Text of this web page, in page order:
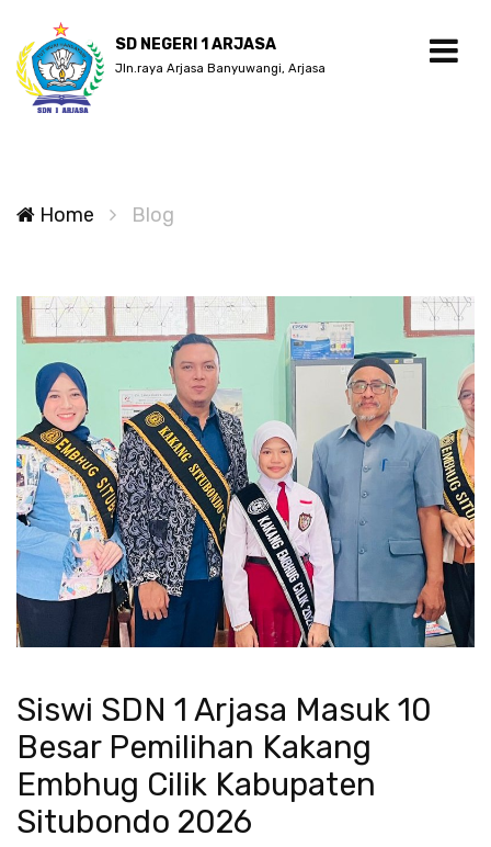
SD NEGERI 1 ARJASA
Jln.raya Arjasa Banyuwangi, Arjasa
Home Blog
Siswi SDN 1 Arjasa Masuk 10
Besar Pemilihan Kakang
Embhug Cilik Kabupaten
Situbondo 2026